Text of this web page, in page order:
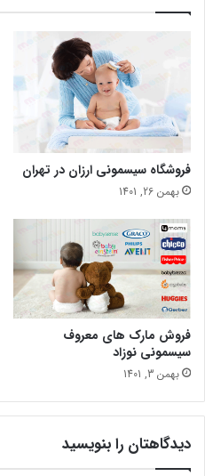
فروشگاه سیسمونی ارزان در تهران
بهمن 26, 1401
فروش مارک های معروف
سیسمونی نوزاد
بهمن 3, 1401
دیدگاهتان را بنویسید